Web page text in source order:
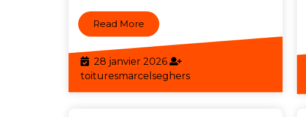
Read More Read
More
28 janvier 202628
janvier
2026
toituresmarcelsegherstoituresmarcelseghers